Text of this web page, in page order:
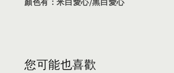
顏色有：米白愛心/黑白愛心
您可能也喜歡